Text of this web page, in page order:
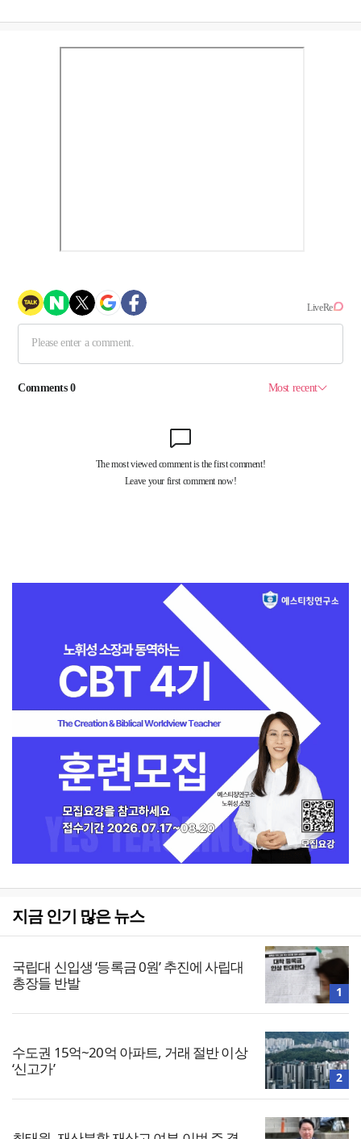
지금 인기 많은 뉴스
국립대 신입생 ‘등록금 0원’ 추진에 사립대
총장들 반발
1
수도권 15억~20억 아파트, 거래 절반 이상
‘신고가’
2